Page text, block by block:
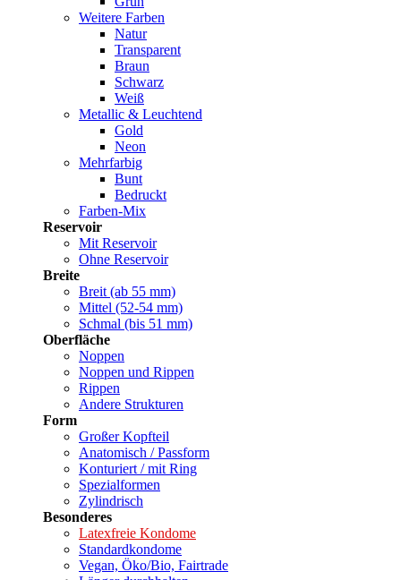
Weitere Farben
Natur
Transparent
Braun
Schwarz
Weiß
Metallic & Leuchtend
Gold
Neon
Mehrfarbig
Bunt
Bedruckt
Farben-Mix
Reservoir
Mit Reservoir
Ohne Reservoir
Breite
Breit (ab 55 mm)
Mittel (52-54 mm)
Schmal (bis 51 mm)
Oberfläche
Noppen
Noppen und Rippen
Rippen
Andere Strukturen
Form
Großer Kopfteil
Anatomisch / Passform
Konturiert / mit Ring
Spezialformen
Zylindrisch
Besonderes
Latexfreie Kondome
Standardkondome
Vegan, Öko/Bio, Fairtrade